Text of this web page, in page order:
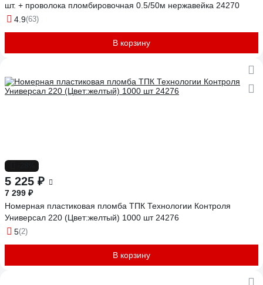
шт. + проволока пломбировочная 0.5/50м нержавейка 24270
4.9(63)
В корзину
5 225 ₽
7 299 ₽
Номерная пластиковая пломба ТПК Технологии Контроля
Универсал 220 (Цвет:желтый) 1000 шт 24276
5(2)
В корзину